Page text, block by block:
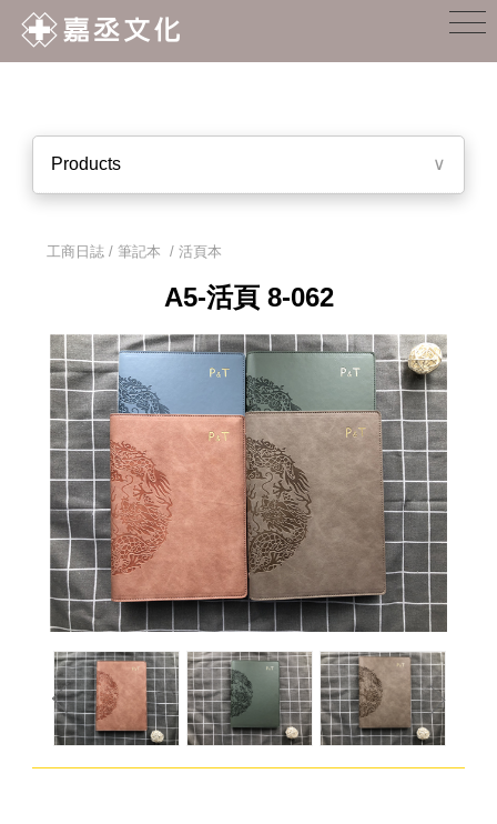
Products ∨
工商日誌 / 筆記本 /活頁本
A5-活頁 8-062